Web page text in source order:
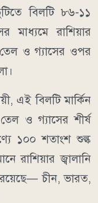
বিলটি ৮৬-১১
রাশিয়ার
তেল ও গ্যাসের ওপর
এই বিলটি মার্কিন
তেল ও গ্যাসের শীর্ষ
১০০ শতাংশ শুল্ক
রাশিয়ার জ্বালানি
চীন, ভারত,